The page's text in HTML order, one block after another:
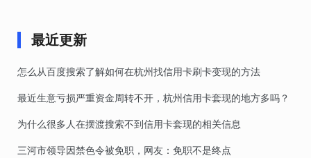
最近更新
怎么从百度搜索了解如何在杭州找信用卡刷卡变现的方法
最近生意亏损严重资金周转不开，杭州信用卡套现的地方多吗？
为什么很多人在摆渡搜索不到信用卡套现的相关信息
三河市领导因禁色令被免职，网友：免职不是终点